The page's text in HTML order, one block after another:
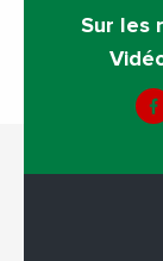
Sur les